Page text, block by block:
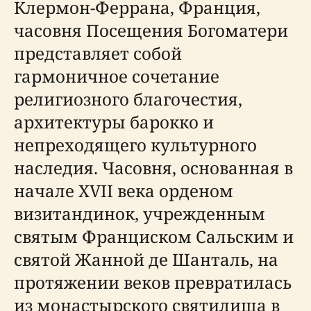
Клермон-Феррана, Франция,
часовня Посещения Богоматери
представляет собой
гармоничное сочетание
религиозного благочестия,
архитектуры барокко и
непреходящего культурного
наследия. Часовня, основанная в
начале XVII века орденом
визитандинок, учрежденным
святым Франциском Сальским и
святой Жанной де Шанталь, на
протяжении веков превратилась
из монастырского святилища в